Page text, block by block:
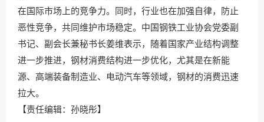
在国际市场上的竞争力。同时，行业也在加强自律，防止
恶性竞争，共同维护市场稳定。中国钢铁工业协会党委副
书记、副会长兼秘书长姜维表示，随着国家产业结构调整
进一步推进，钢材消费结构进一步优化，尤其是在新能
源、高端装备制造业、电动汽车等领域，钢材的消费迅速
拉大。
【责任编辑：孙晓彤】